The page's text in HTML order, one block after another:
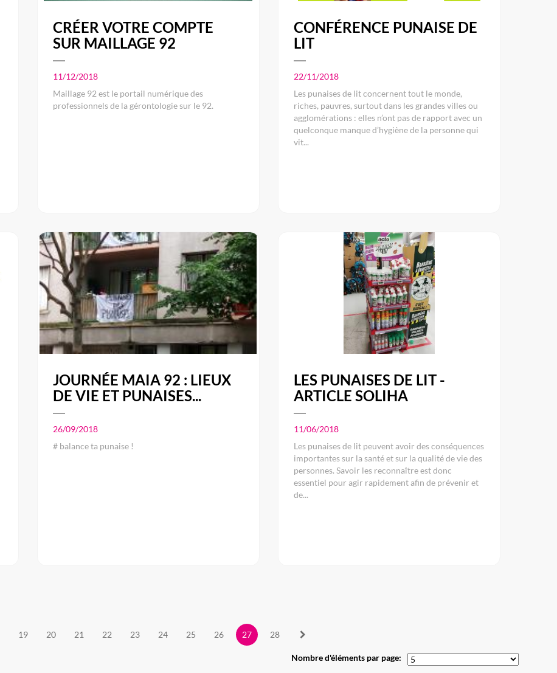
CRÉER VOTRE COMPTE
SUR MAILLAGE 92
11/12/2018
Maillage 92 est le portail numérique des
professionnels de la gérontologie sur le 92.
CONFÉRENCE PUNAISE DE
LIT
22/11/2018
Les punaises de lit concernent tout le monde,
riches, pauvres, surtout dans les grandes villes ou
agglomérations : elles n’ont pas de rapport avec un
quelconque manque d’hygiène de la personne qui
vit...
JOURNÉE MAIA 92 : LIEUX
DE VIE ET PUNAISES...
26/09/2018
# balance ta punaise !
LES PUNAISES DE LIT -
ARTICLE SOLIHA
11/06/2018
Les punaises de lit peuvent avoir des conséquences
importantes sur la santé et sur la qualité de vie des
personnes. Savoir les reconnaître est donc
essentiel pour agir rapidement afin de prévenir et
de...
Nombre d'éléments par page:
19 20 21 22 23 24 25 26 27 28